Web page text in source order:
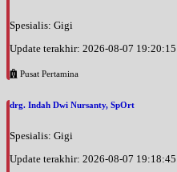
Spesialis: Gigi
Update terakhir: 2026-08-07 19:20:15
Pusat Pertamina
drg. Indah Dwi Nursanty, SpOrt
Spesialis: Gigi
Update terakhir: 2026-08-07 19:18:45